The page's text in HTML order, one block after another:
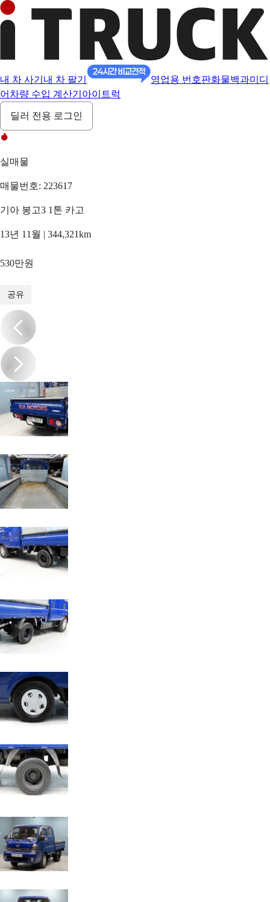
내 차 사기 내 차 팔기 영업용 번호판화물백과미디
어 차량 수입 계산기 아이트럭
딜러 전용 로그인
실매물
매물번호: 223617
기아 봉고3 1톤 카고
13년 11월 | 344,321km
530만원
공유
/20